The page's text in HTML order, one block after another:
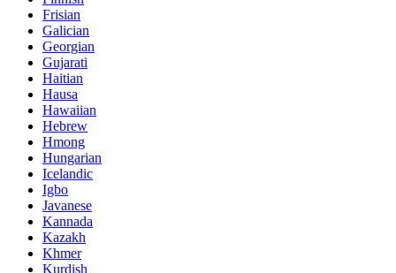
Frisian
Galician
Georgian
Gujarati
Haitian
Hausa
Hawaiian
Hebrew
Hmong
Hungarian
Icelandic
Igbo
Javanese
Kannada
Kazakh
Khmer
Kurdish